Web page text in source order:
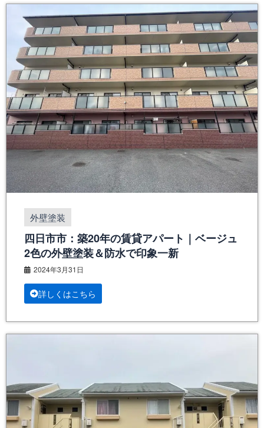
外壁塗装
四日市市：築20年の賃貸アパート｜ベージュ
2色の外壁塗装＆防水で印象一新
2024年3月31日
詳しくはこちら